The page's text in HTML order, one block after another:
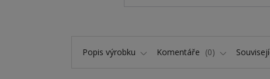
Popis výrobku Komentáře 0